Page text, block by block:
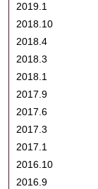
2019.1
2018.10
2018.4
2018.3
2018.1
2017.9
2017.6
2017.3
2017.1
2016.10
2016.9